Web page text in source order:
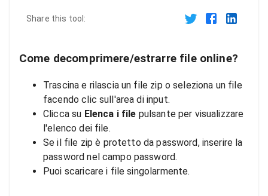
Share this tool:
Come decomprimere/estrarre file online?
Trascina e rilascia un file zip o seleziona un file
facendo clic sull'area di input.
Clicca su Elenca i file pulsante per visualizzare
l'elenco dei file.
Se il file zip è protetto da password, inserire la
password nel campo password.
Puoi scaricare i file singolarmente.